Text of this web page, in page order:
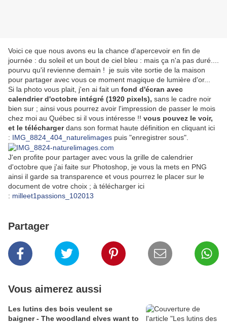
Voici ce que nous avons eu la chance d'apercevoir en fin de
journée : du soleil et un bout de ciel bleu : mais ça n'a pas duré....
pourvu qu'il revienne demain ! je suis vite sortie de la maison
pour partager avec vous ce moment magique de lumière d'or...
Si la photo vous plait, j'en ai fait un fond d'écran avec
calendrier d'octobre intégré (1920 pixels), sans le cadre noir
bien sur ; ainsi vous pourrez avoir l'impression de passer le mois
chez moi au Québec si il vous intéresse !! vous pouvez le voir,
et le téléchargerdans son format haute définition en cliquant ici
: IMG_8824_404_naturelimages puis "enregistrer sous".
J'en profite pour partager avec vous la grille de calendrier
d'octobre que j'ai faite sur Photoshop, je vous la mets en PNG
ainsi il garde sa transparence et vous pourrez le placer sur le
document de votre choix ; à télécharger ici
: milleet1passions_102013
Partager
Vous aimerez aussi
Les lutins des bois veulent se
baigner - The woodland elves want to